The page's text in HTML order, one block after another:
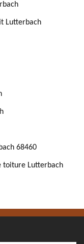
Lutterbach
68460
toiture Lutterbach